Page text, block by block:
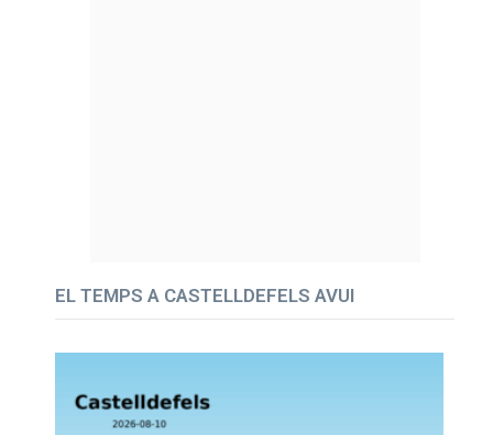
EL TEMPS A CASTELLDEFELS AVUI